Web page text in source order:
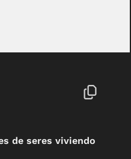
de seres viviendo